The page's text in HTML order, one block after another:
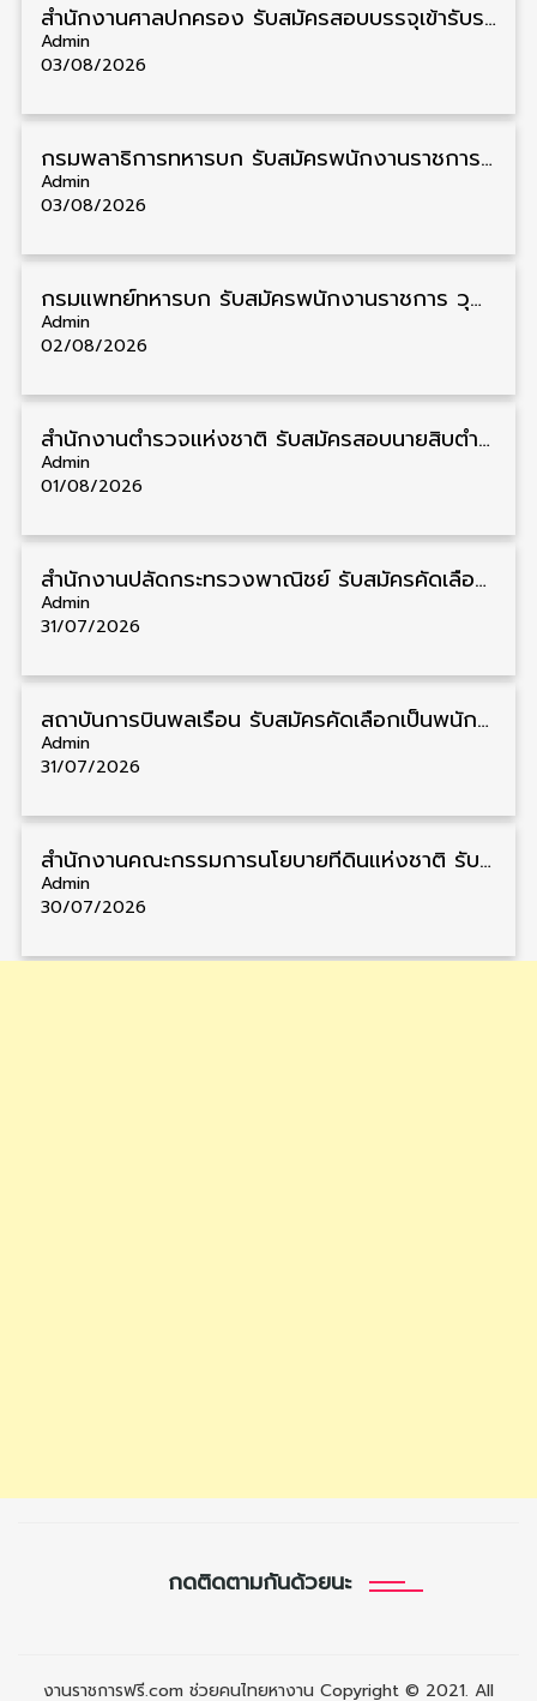
สํานักงานศาลปกครอง รับสมัครสอบบรรจุเข้ารับราชการ วุฒิ ป.ตรี 72 อัตรา รับสมัคร 31 สิงหาคม – 18 กันยายน
Admin
03/08/2026
กรมพลาธิการทหารบก รับสมัครพนักงานราชการ วุฒิ ม.3/ม.6/ปวช. 66 อัตรา รับสมัคร 10 – 17 สิงหาคม
Admin
03/08/2026
กรมแพทย์ทหารบก รับสมัครพนักงานราชการ วุฒิ ม.3/ม.6/ปวช./ปวท./ปวส. 6 อัตรา รับสมัคร 3 – 7 สิงหาคม
Admin
02/08/2026
สำนักงานตำรวจแห่งชาติ รับสมัครสอบนายสิบตำรวจ วุฒิ ม.6/ปวช. 6,000 อัตรา รับสมัคร 8 – 19 สิงหาคม
Admin
01/08/2026
สำนักงานปลัดกระทรวงพาณิชย์ รับสมัครคัดเลือกพนักงานราชการ วุฒิ ปวส./ป.ตรี 11 อัตรา รับสมัคร 10 – 21 สิงหาคม
Admin
31/07/2026
สถาบันการบินพลเรือน รับสมัครคัดเลือกเป็นพนักงาน วุฒิ ป.ตรี/ป.โท/ป.เอก 11 อัตรา รับสมัคร 27 กรกฎาคม – 10 สิงหาคม
Admin
31/07/2026
สำนักงานคณะกรรมการนโยบายที่ดินแห่งชาติ รับสมัครคัดเลือกพนักงานราชการ วุฒิ ป.ตรี 6 อัตรา รับสมัคร 13 กรกฎาคม – 6 สิงหาคม
Admin
30/07/2026
กดติดตามกันด้วยนะ
งานราชการฟรี.com ช่วยคนไทยหางาน Copyright © 2021. All